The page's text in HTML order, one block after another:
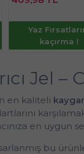
Yaz
kaçırma !
Jel
en kaliteli
en uygun
bu